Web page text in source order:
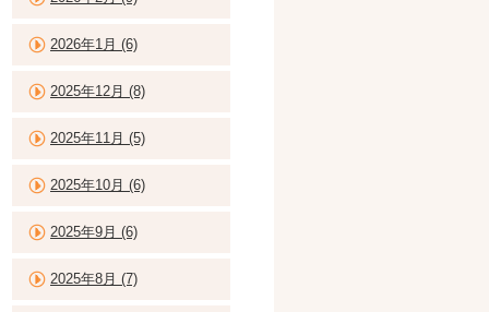
2026年1月 (6)
2025年12月 (8)
2025年11月 (5)
2025年10月 (6)
2025年9月 (6)
2025年8月 (7)